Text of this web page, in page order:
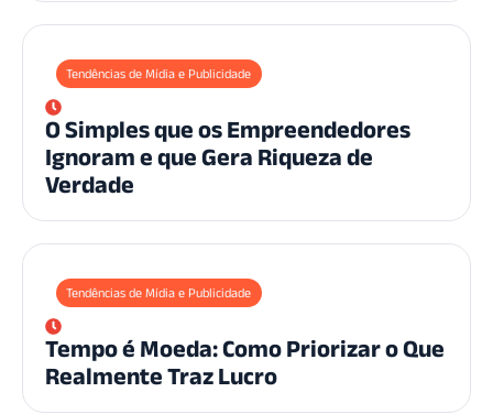
Tendências de Mídia e Publicidade
O Simples que os Empreendedores
Ignoram e que Gera Riqueza de
Verdade
Tendências de Mídia e Publicidade
Tempo é Moeda: Como Priorizar o Que
Realmente Traz Lucro